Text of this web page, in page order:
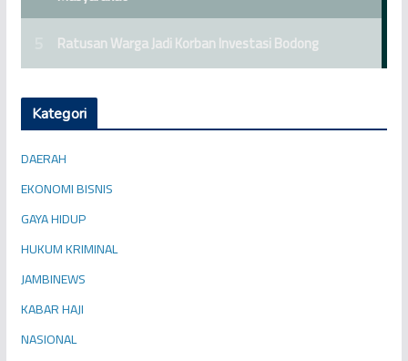
Kategori
DAERAH
EKONOMI BISNIS
GAYA HIDUP
HUKUM KRIMINAL
JAMBINEWS
KABAR HAJI
NASIONAL